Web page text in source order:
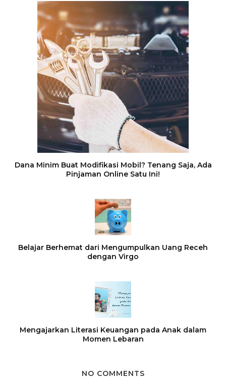
Dana Minim Buat Modifikasi Mobil? Tenang Saja, Ada
Pinjaman Online Satu Ini!
Belajar Berhemat dari Mengumpulkan Uang Receh
dengan Virgo
Mengajarkan Literasi Keuangan pada Anak dalam
Momen Lebaran
NO COMMENTS